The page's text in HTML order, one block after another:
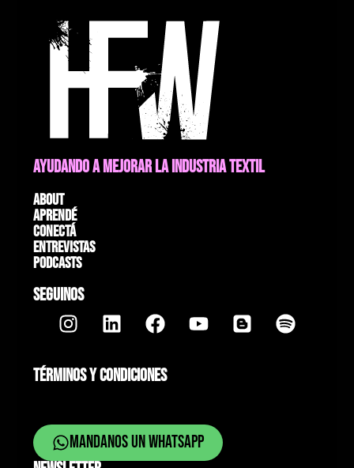
AYUDANDO A MEJORAR LA INDUSTRIA TEXTIL
About
Aprendé
Conectá
Entrevistas
Podcasts
SEGUINOS
TÉRMINOS Y CONDICIONES
Mandanos un whatsapp